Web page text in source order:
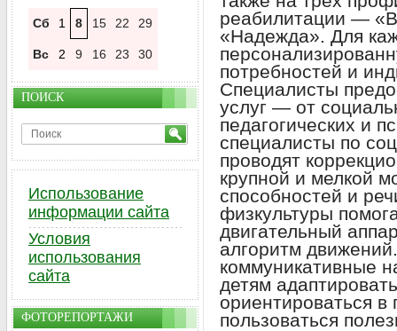
реабилитации —
«Надежда». Для
потребностей и
Специалисты
услуг — от
педагогических и
специалисты по
проводят
крупной и мелкой
способностей и
физкультуры
двигательный
алгоритм
коммуникативные
детям
ориентироваться в
пользоваться
Сб 1 8 15 22 29
Вс 2 9 16 23 30
ПОИСК
Использование
информации сайта
Условия
использования
сайта
ФОТОРЕПОРТАЖИ